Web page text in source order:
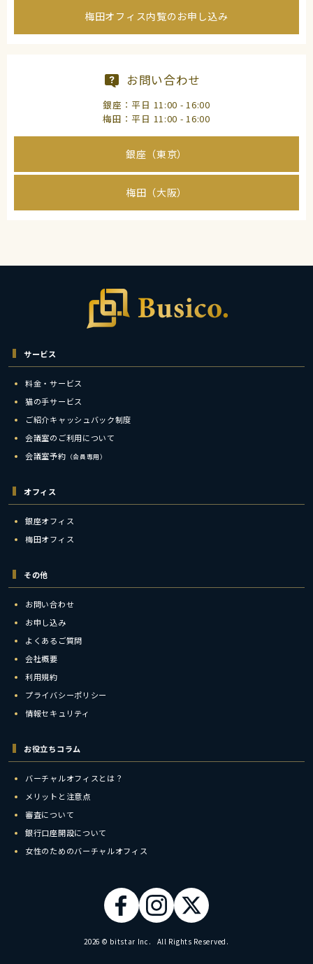
梅田オフィス内覧のお申し込み
お問い合わせ
銀座：平日 11:00 - 16:00
梅田：平日 11:00 - 16:00
銀座（東京）
梅田（大阪）
サービス
料金・サービス
猫の手サービス
ご紹介キャッシュバック制度
会議室のご利用について
会議室予約 （会員専用）
オフィス
銀座オフィス
梅田オフィス
その他
お問い合わせ
お申し込み
よくあるご質問
会社概要
利用規約
プライバシーポリシー
情報セキュリティ
お役立ちコラム
バーチャルオフィスとは？
メリットと注意点
審査について
銀行口座開設について
女性のためのバーチャルオフィス
2026 © bitstar Inc. All Rights Reserved.